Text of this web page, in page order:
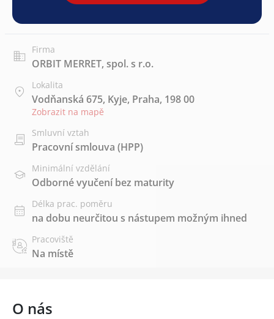
Firma
ORBIT MERRET, spol. s r.o.
Lokalita
Vodňanská 675, Kyje, Praha, 198 00
Zobrazit na mapě
Smluvní vztah
Pracovní smlouva (HPP)
Minimální vzdělání
Odborné vyučení bez maturity
Délka prac. poměru
na dobu neurčitou s nástupem možným ihned
Pracoviště
Na místě
O nás